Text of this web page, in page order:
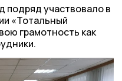
подряд участвовало в
«Тотальный
грамотность как